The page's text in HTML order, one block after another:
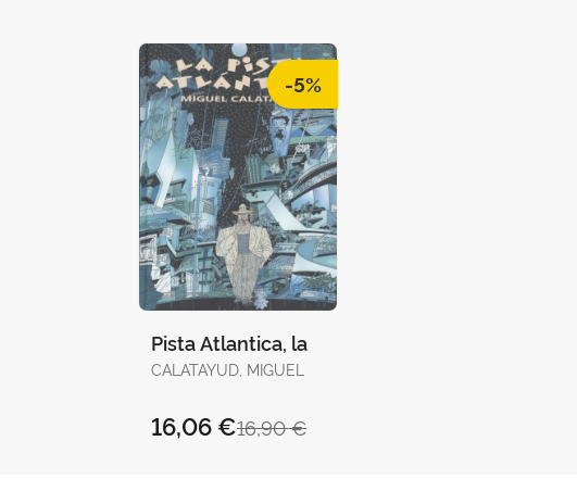
-5%
Pista Atlantica, la
CALATAYUD, MIGUEL
16,90 €
16,06 €